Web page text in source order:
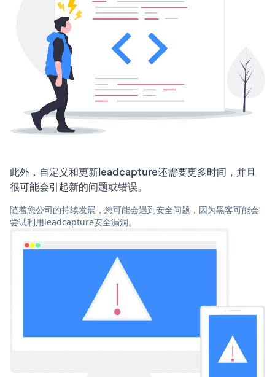
此外，自定义和更新leadcapture还需要更多时间，并且
很可能会引起新的问题或错误。
随着您公司的持续发展，您可能会遇到安全问题，因为黑客可能会
尝试利用leadcapture安全漏洞。